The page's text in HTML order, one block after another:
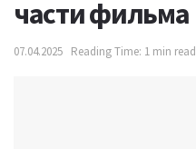
части фильма
07.04.2025 Reading Time: 1 min read